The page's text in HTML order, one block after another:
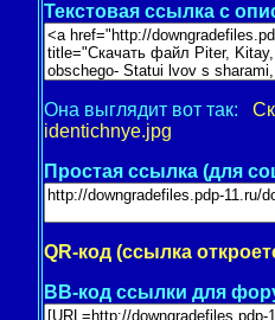
Текстовая ссылка с
Она выглядит вот так:
identichnye.jpg
Простая ссылка (для
QR-код (ссылка
BB-код ссылки для